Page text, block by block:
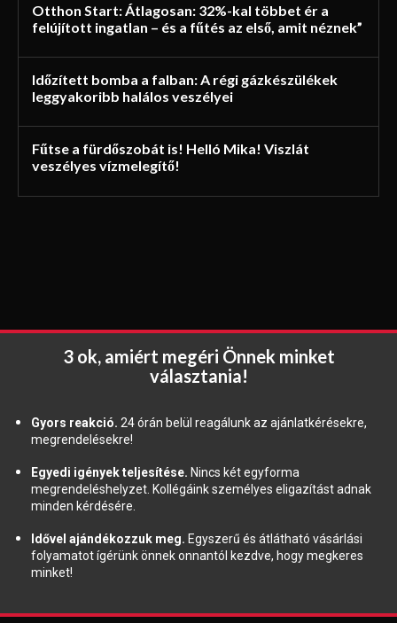
Otthon Start: Átlagosan: 32%-kal többet ér a
felújított ingatlan – és a fűtés az első, amit néznek”
Időzített bomba a falban: A régi gázkészülékek
leggyakoribb halálos veszélyei
Fűtse a fürdőszobát is! Helló Mika! Viszlát
veszélyes vízmelegítő!
3 ok, amiért megéri Önnek minket
választania!
Gyors reakció. 24 órán belül reagálunk az ajánlatkérésekre,
megrendelésekre!
Egyedi igények teljesítése. Nincs két egyforma
megrendeléshelyzet. Kollégáink személyes eligazítást adnak
minden kérdésére.
Idővel ajándékozzuk meg. Egyszerű és átlátható vásárlási
folyamatot ígérünk önnek onnantól kezdve, hogy megkeres
minket!